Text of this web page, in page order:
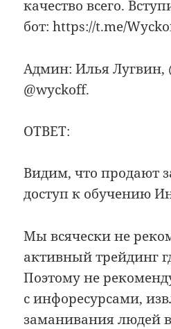
качество всего.
бот: https://t.me/
Админ: Илья Лугвин,
@wyckoff.
ОТВЕТ:
Видим, что продают
доступ к обучению
Мы всячески не
активный трейдинг
Поэтому не
с инфоресурсами,
заманивания людей